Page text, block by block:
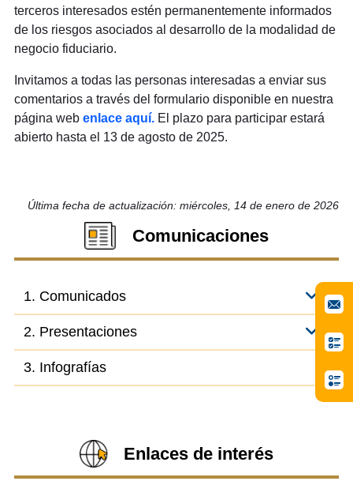
terceros interesados estén permanentemente informados
de los riesgos asociados al desarrollo de la modalidad de
negocio fiduciario.
Invitamos a todas las personas interesadas a enviar sus
comentarios a través del formulario disponible en nuestra
página web enlace aquí.El plazo para participar estará
abierto hasta el 13 de agosto de 2025.
Última fecha de actualización: miércoles, 14 de enero de 2026
Comunicaciones
1. Comunicados
2. Presentaciones
3. Infografías
Enlaces de interés